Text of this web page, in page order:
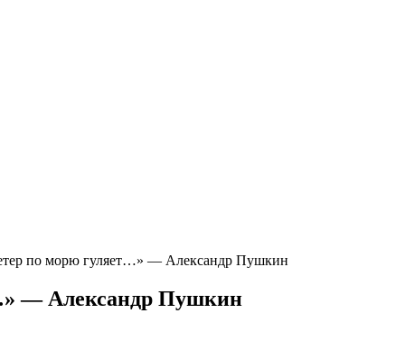
по морю гуляет…» — Александр Пушкин
— Александр Пушкин